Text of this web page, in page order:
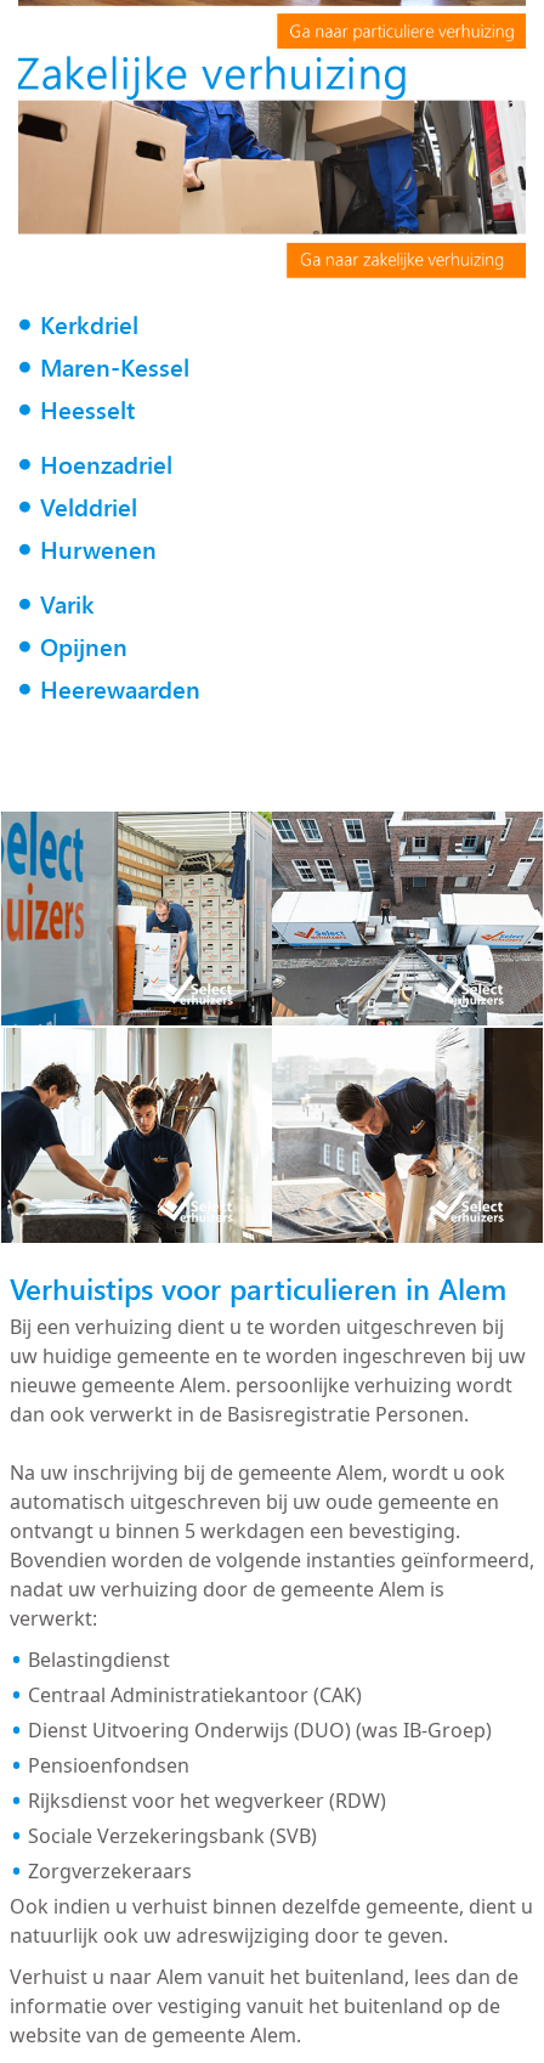
Kerkdriel
Maren-Kessel
Heesselt
Hoenzadriel
Velddriel
Hurwenen
Varik
Opijnen
Heerewaarden
Verhuistips voor particulieren in Alem
Bij een verhuizing dient u te worden uitgeschreven bij
uw huidige gemeente en te worden ingeschreven bij uw
nieuwe gemeente Alem. persoonlijke verhuizing wordt
dan ook verwerkt in de Basisregistratie Personen.
Na uw inschrijving bij de gemeente Alem, wordt u ook
automatisch uitgeschreven bij uw oude gemeente en
ontvangt u binnen 5 werkdagen een bevestiging.
Bovendien worden de volgende instanties geïnformeerd,
nadat uw verhuizing door de gemeente Alem is
verwerkt:
Belastingdienst
Centraal Administratiekantoor (CAK)
Dienst Uitvoering Onderwijs (DUO) (was IB-Groep)
Pensioenfondsen
Rijksdienst voor het wegverkeer (RDW)
Sociale Verzekeringsbank (SVB)
Zorgverzekeraars
Ook indien u verhuist binnen dezelfde gemeente, dient u
natuurlijk ook uw adreswijziging door te geven.
Verhuist u naar Alem vanuit het buitenland, lees dan de
informatie over vestiging vanuit het buitenland op de
website van de gemeente Alem.